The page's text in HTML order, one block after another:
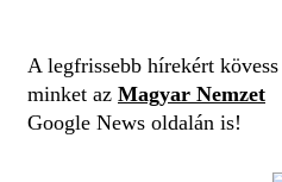
A legfrissebb hírekért kövess
minket az Magyar Nemzet
Google News oldalán is!